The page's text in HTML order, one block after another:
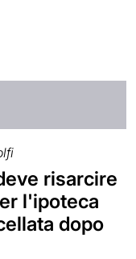
risarcire
l'ipoteca
dopo